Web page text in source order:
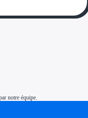
notre équipe.